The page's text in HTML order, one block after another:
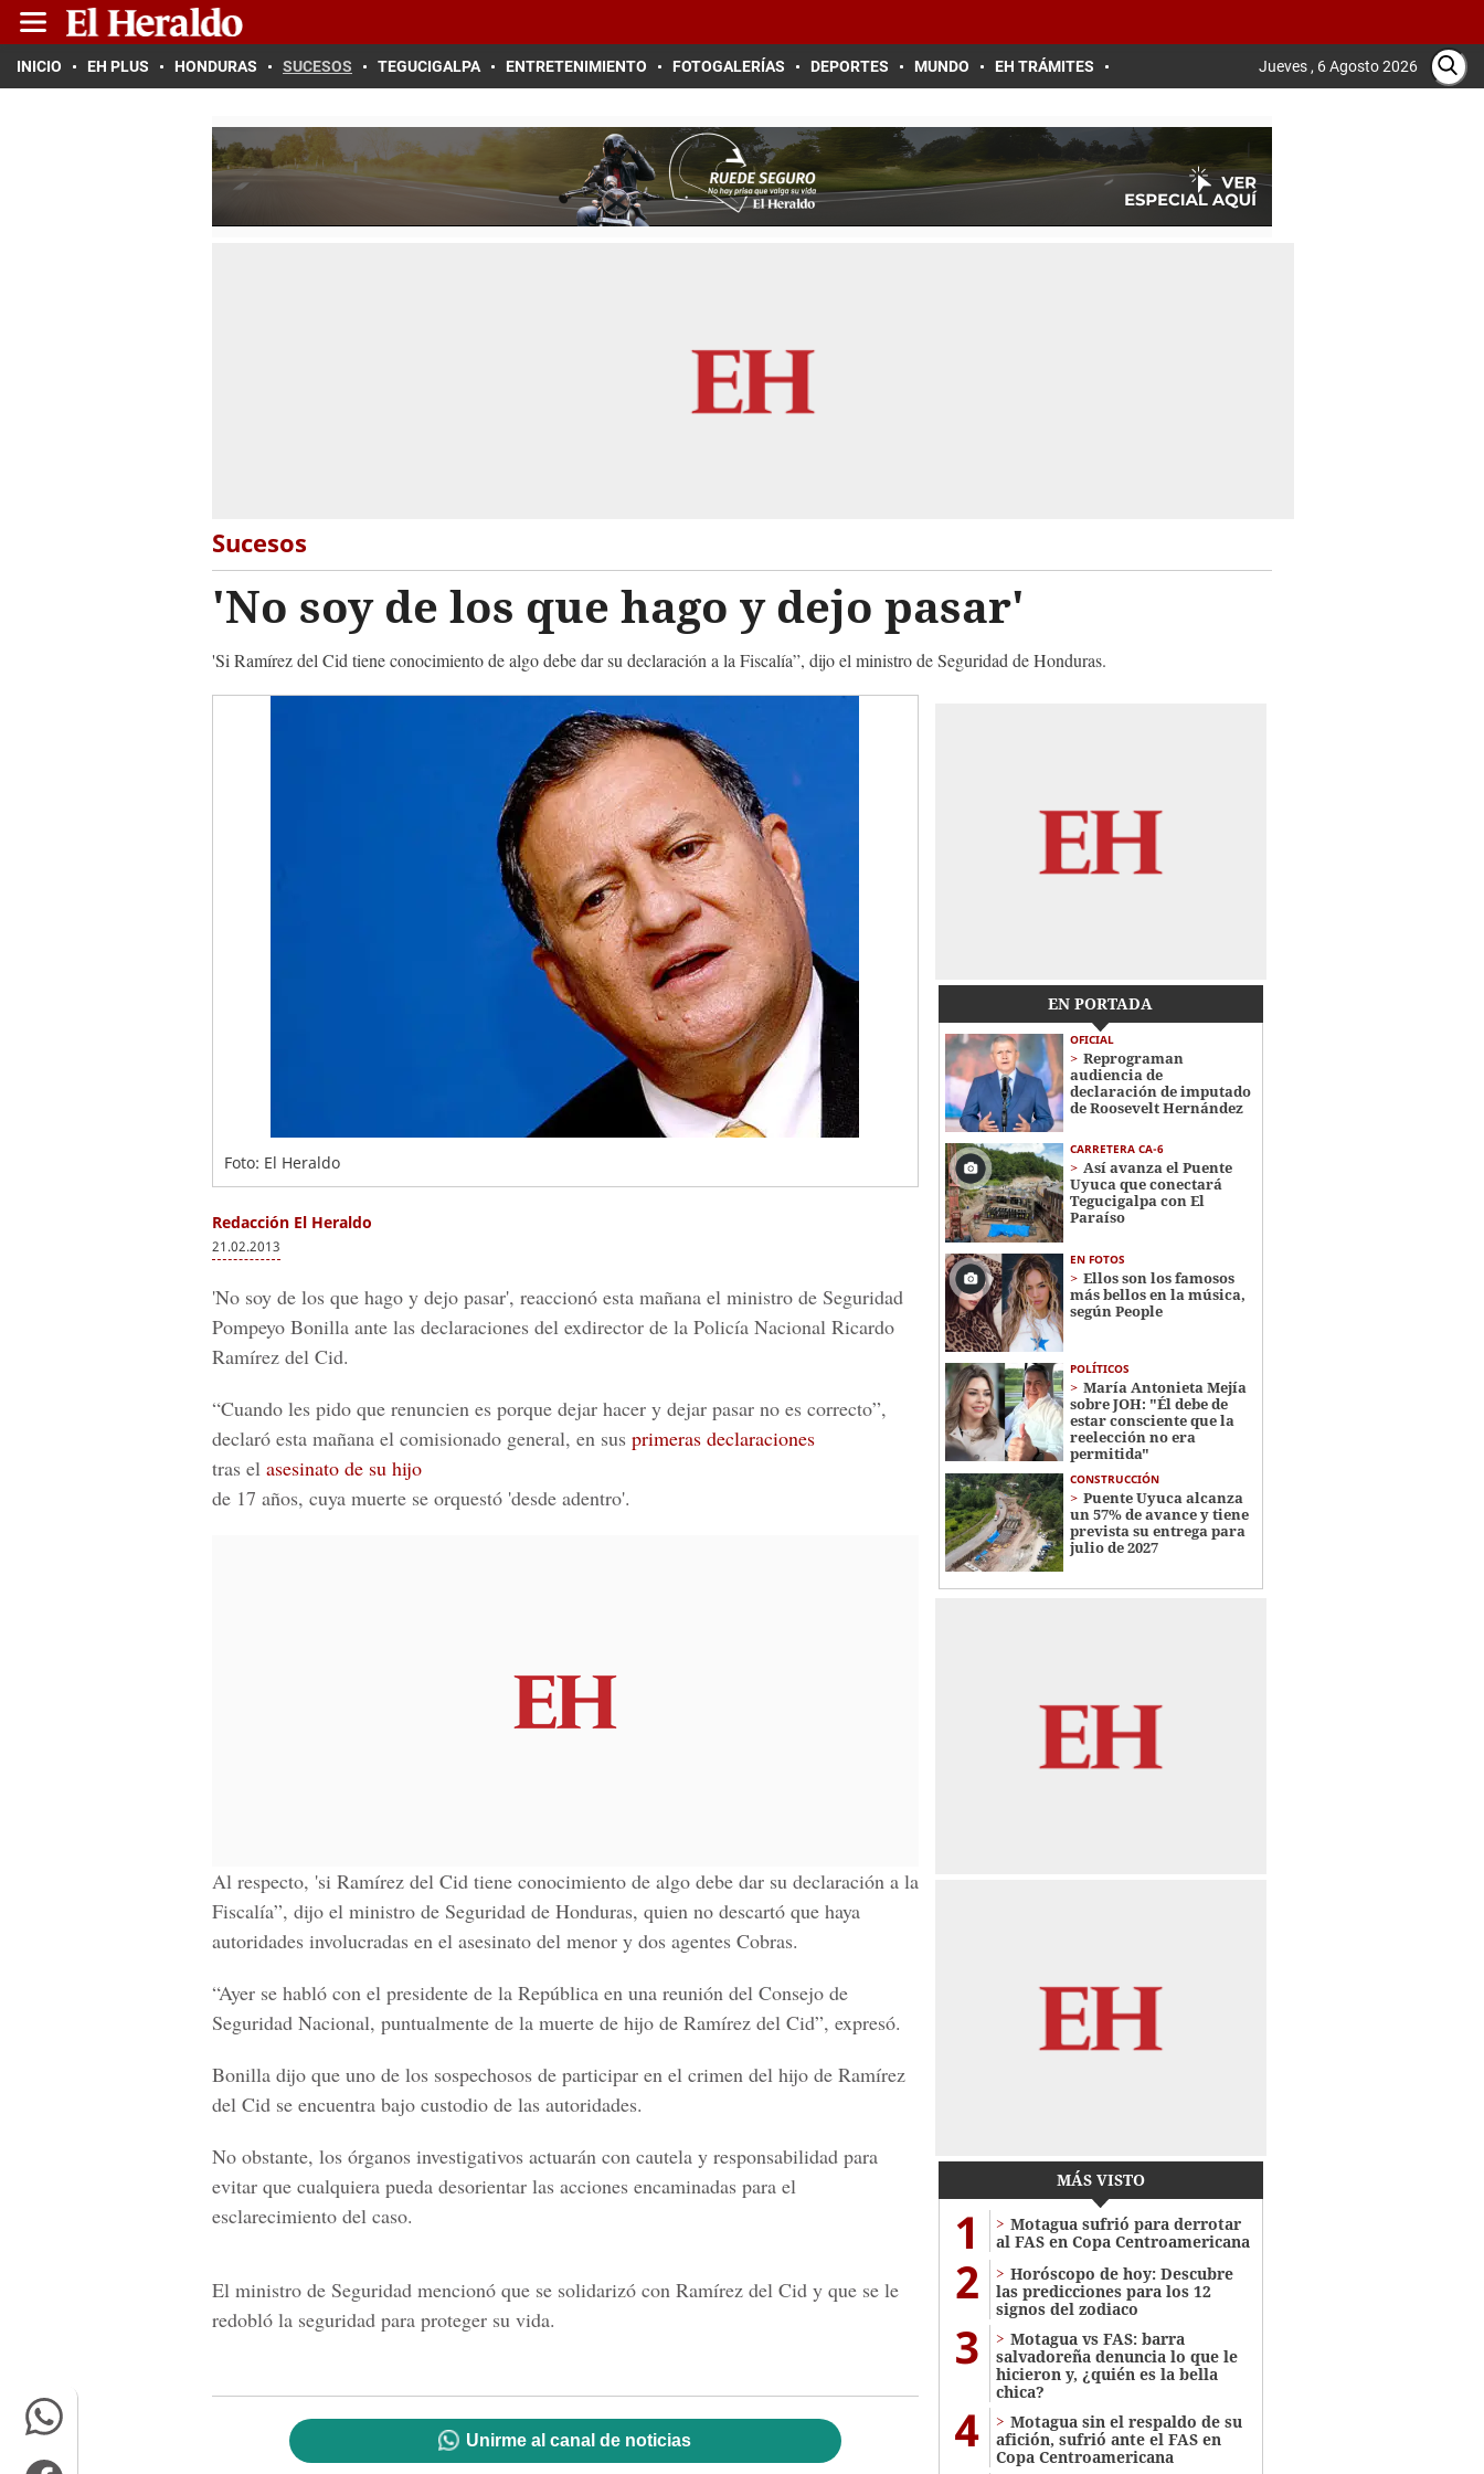
INICIO EH PLUS HONDURAS SUCESOS TEGUCIGALPA ENTRETENIMIENTO FOTOGALERÍAS DEPORTES MUNDO EH TRÁMITES Jueves , 6 Agosto 2026
Sucesos
'No soy de los que hago y dejo pasar'
'Si Ramírez del Cid tiene conocimiento de algo debe dar su declaración a la Fiscalía”, dijo el ministro de Seguridad de Honduras.
Foto: El Heraldo
Redacción El Heraldo
21.02.2013
'No soy de los que hago y dejo pasar', reaccionó esta mañana el ministro de Seguridad
Pompeyo Bonilla ante las declaraciones del exdirector de la Policía Nacional Ricardo
Ramírez del Cid.
“Cuando les pido que renuncien es porque dejar hacer y dejar pasar no es correcto”,
declaró esta mañana el comisionado general, en sus primeras declaraciones
tras el asesinato de su hijo
de 17 años, cuya muerte se orquestó 'desde adentro'.
Al respecto, 'si Ramírez del Cid tiene conocimiento de algo debe dar su declaración a la
Fiscalía”, dijo el ministro de Seguridad de Honduras, quien no descartó que haya
autoridades involucradas en el asesinato del menor y dos agentes Cobras.
“Ayer se habló con el presidente de la República en una reunión del Consejo de
Seguridad Nacional, puntualmente de la muerte de hijo de Ramírez del Cid”, expresó.
Bonilla dijo que uno de los sospechosos de participar en el crimen del hijo de Ramírez
del Cid se encuentra bajo custodio de las autoridades.
No obstante, los órganos investigativos actuarán con cautela y responsabilidad para
evitar que cualquiera pueda desorientar las acciones encaminadas para el
esclarecimiento del caso.
El ministro de Seguridad mencionó que se solidarizó con Ramírez del Cid y que se le
redobló la seguridad para proteger su vida.
Unirme al canal de noticias
EN PORTADA
OFICIAL
Reprograman
audiencia de
declaración de imputado
de Roosevelt Hernández
CARRETERA CA-6
Así avanza el Puente
Uyuca que conectará
Tegucigalpa con El
Paraíso
EN FOTOS
Ellos son los famosos
más bellos en la música,
según People
POLÍTICOS
María Antonieta Mejía
sobre JOH: "Él debe de
estar consciente que la
reelección no era
permitida"
CONSTRUCCIÓN
Puente Uyuca alcanza
un 57% de avance y tiene
prevista su entrega para
julio de 2027
MÁS VISTO
1
Motagua sufrió para derrotar
al FAS en Copa Centroamericana
2
Horóscopo de hoy: Descubre
las predicciones para los 12
signos del zodiaco
3
Motagua vs FAS: barra
salvadoreña denuncia lo que le
hicieron y, ¿quién es la bella
chica?
4
Motagua sin el respaldo de su
afición, sufrió ante el FAS en
Copa Centroamericana